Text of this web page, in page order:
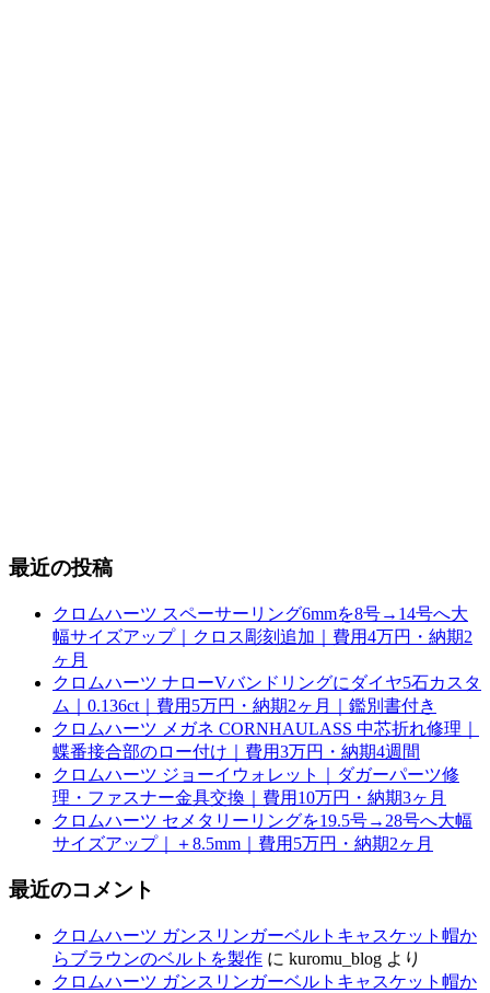
最近の投稿
クロムハーツ スペーサーリング6mmを8号→14号へ大
幅サイズアップ｜クロス彫刻追加｜費用4万円・納期2
ヶ月
クロムハーツ ナローVバンドリングにダイヤ5石カスタ
ム｜0.136ct｜費用5万円・納期2ヶ月｜鑑別書付き
クロムハーツ メガネ CORNHAULASS 中芯折れ修理｜
蝶番接合部のロー付け｜費用3万円・納期4週間
クロムハーツ ジョーイウォレット｜ダガーパーツ修
理・ファスナー金具交換｜費用10万円・納期3ヶ月
クロムハーツ セメタリーリングを19.5号→28号へ大幅
サイズアップ｜＋8.5mm｜費用5万円・納期2ヶ月
最近のコメント
クロムハーツ ガンスリンガーベルトキャスケット帽か
らブラウンのベルトを製作 に kuromu_blog より
クロムハーツ ガンスリンガーベルトキャスケット帽か